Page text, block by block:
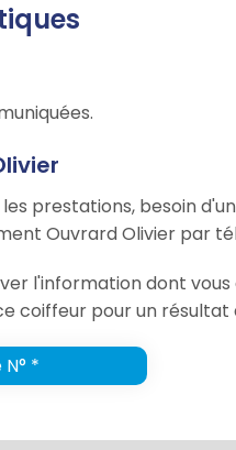
prestations, besoin
Ouvrard Olivier par
l'information dont
coiffeur pour un
*